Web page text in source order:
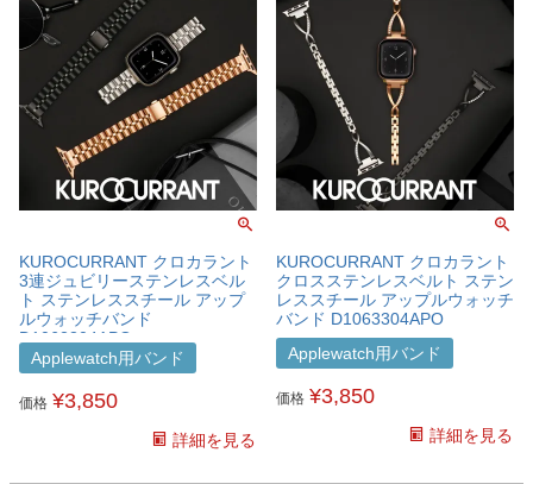
KUROCURRANT クロカラント
3連ジュビリーステンレスベル
ト ステンレススチール アップ
ルウォッチバンド
D1062304APO
Applewatch用バンド
価格 ¥3,850
詳細を見る
KUROCURRANT クロカラント
クロスステンレスベルト ステン
レススチール アップルウォッチ
バンド D1063304APO
Applewatch用バンド
価格 ¥3,850
詳細を見る